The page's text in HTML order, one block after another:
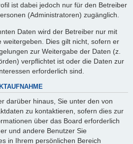
ist dabei jedoch nur für den Betreiber
(Administratoren) zugänglich.
Daten wird der Betreiber nur mit
weitergeben. Dies gilt nicht, sofern er
zur Weitergabe der Daten (z.
verpflichtet ist oder die Daten zur
erforderlich sind.
darüber hinaus, Sie unter den von
zu kontaktieren, sofern dies zur
über das Board erforderlich
und andere Benutzer Sie
in Ihrem persönlichen Bereich